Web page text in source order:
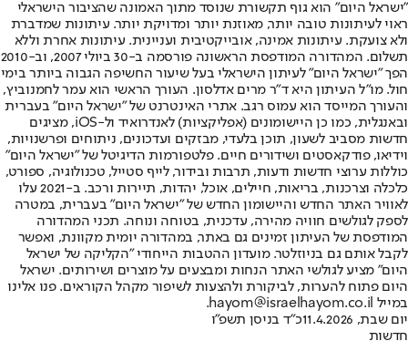
"ישראל היום" הוא גוף תקשורת שנוסד מתוך האמונה שהציבור הישראלי
ראוי לעיתונות טובה יותר, מאוזנת יותר ומדויקת יותר. עיתונות שמדברת
ולא צועקת. עיתונות אמינה, אובייקטיבית ועניינית. עיתונות אחרת וללא
תשלום. המהדורה המודפסת הראשונה פורסמה ב-30 ביולי 2007, וב-2010
הפך "ישראל היום" לעיתון הישראלי בעל שיעור החשיפה הגבוה ביותר בימי
חול. מו"ל העיתון היא ד"ר מרים אדלסון. העורך הראשי הוא עמר לחמנוביץ,
והעורך המייסד הוא עמוס רגב. אתרי האינטרנט של "ישראל היום" בעברית
ובאנגלית, כמו כן היישומונים (אפליקציות) לאנדרואיד ול-iOS, מציגים
חדשות מסביב לשעון, תוכן בלעדי, מבזקים ועדכונים, ניתוחים ופרשנויות,
וידיאו, פודקאסטים ושידורים חיים. פלטפורמות הדיגיטל של "ישראל היום"
כוללות ערוצי חדשות ודעות, תרבות ובידור, לייף סטייל, טכנולוגיה, ספורט,
כלכלה וצרכנות, בריאות, חיילים, אוכל, יהדות, תיירות ורכב. ב-2021 עלו
לאוויר האתר החדש והיישומון החדש של "ישראל היום" בעברית, במטרה
לספק לגולשים חוויה מהירה, עדכנית, בטוחה ונוחה. תכני המהדורה
המודפסת של העיתון זמינים גם באתר, במהדורה יומית מקוונת, ואפשר
לקבל אותם גם בניוזלטר. מועדון ההטבות הייחודי "הקליקה של ישראל
היום" מציע לגולשי האתר הנחות ומבצעים על מוצרים ושירותים. ישראל
היום פתוח להערות, לביקורת ולהצעות לשיפור מקהל הקוראים. פנו אלינו
במייל hayom@israelhayom.co.il.
יום שבת, 11.4.2026
כ"ד בניסן תשפ"ו
חדשות